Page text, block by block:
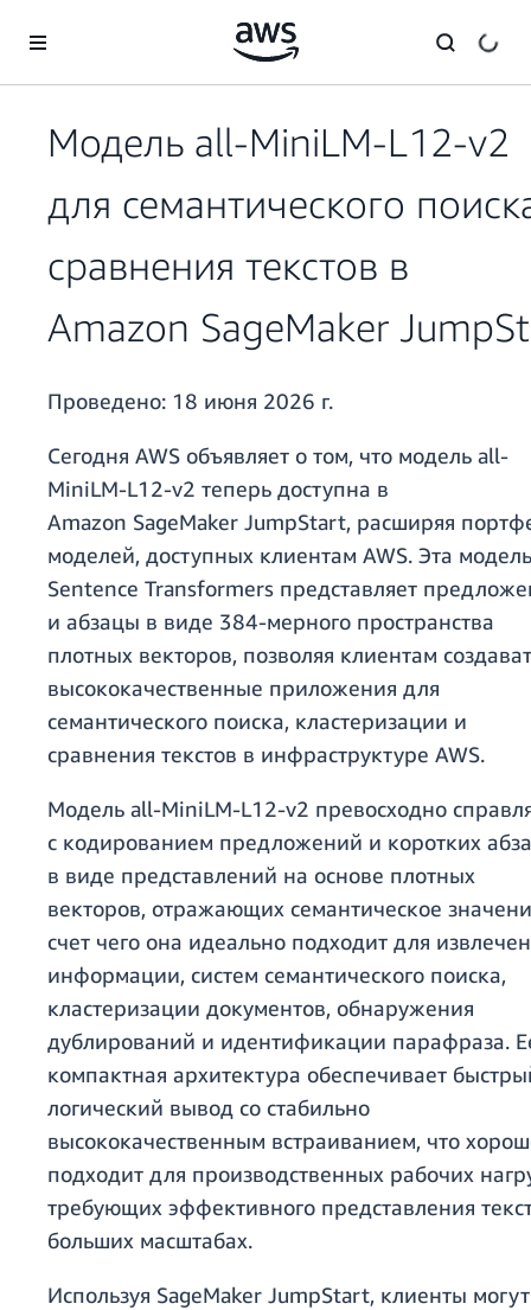
Перейти к главному контенту
Модель all-MiniLM-L12-v2
для семантического
сравнения текстов в
Amazon SageMaker
Проведено: 18 июня 2026 г.
Сегодня AWS объявляет о том, что модель all-
MiniLM-L12-v2 теперь доступна в
Amazon SageMaker JumpStart, расширяя
моделей, доступных клиентам AWS. Эта
Sentence Transformers представляет
и абзацы в виде 384-мерного пространства
плотных векторов, позволяя клиентам
высококачественные приложения для
семантического поиска, кластеризации и
сравнения текстов в инфраструктуре AWS.
Модель all-MiniLM-L12-v2 превосходно
с кодированием предложений и коротких
в виде представлений на основе плотных
векторов, отражающих семантическое
счет чего она идеально подходит для
информации, систем семантического поиска,
кластеризации документов, обнаружения
дублирований и идентификации парафраза.
компактная архитектура обеспечивает
логический вывод со стабильно
высококачественным встраиванием, что
подходит для производственных рабочих
требующих эффективного представления
больших масштабах.
Используя SageMaker JumpStart, клиенты могут